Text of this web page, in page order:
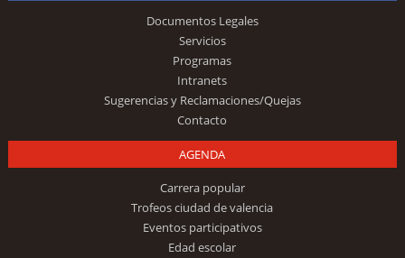
Documentos Legales
Servicios
Programas
Intranets
Sugerencias y Reclamaciones/Quejas
Contacto
AGENDA
Carrera popular
Trofeos ciudad de valencia
Eventos participativos
Edad escolar